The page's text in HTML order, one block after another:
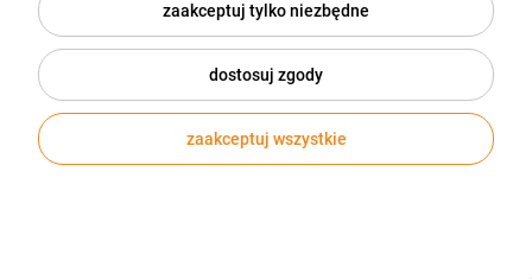
zaakceptuj tylko niezbędne
dostosuj zgody
zaakceptuj wszystkie